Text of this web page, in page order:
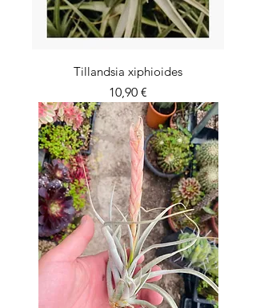
Tillandsia xiphioides
Prix
10,90 €